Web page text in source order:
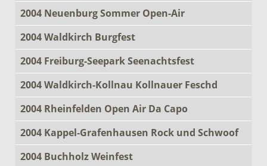
2004 Neuenburg Sommer Open-Air
2004 Waldkirch Burgfest
2004 Freiburg-Seepark Seenachtsfest
2004 Waldkirch-Kollnau Kollnauer Feschd
2004 Rheinfelden Open Air Da Capo
2004 Kappel-Grafenhausen Rock und Schwoof
2004 Buchholz Weinfest